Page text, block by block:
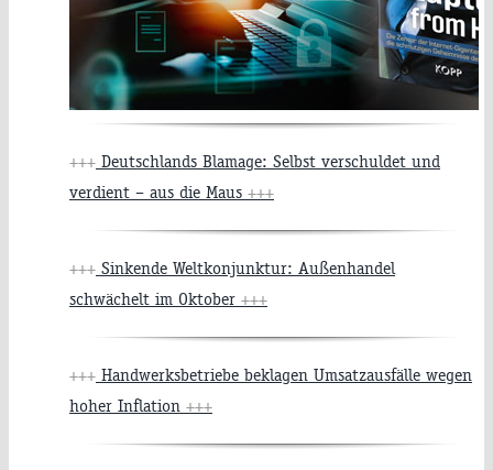
+++ Deutschlands Blamage: Selbst verschuldet und
verdient – aus die Maus +++
+++ Sinkende Weltkonjunktur: Außenhandel
schwächelt im Oktober +++
+++ Handwerksbetriebe beklagen Umsatzausfälle wegen
hoher Inflation +++